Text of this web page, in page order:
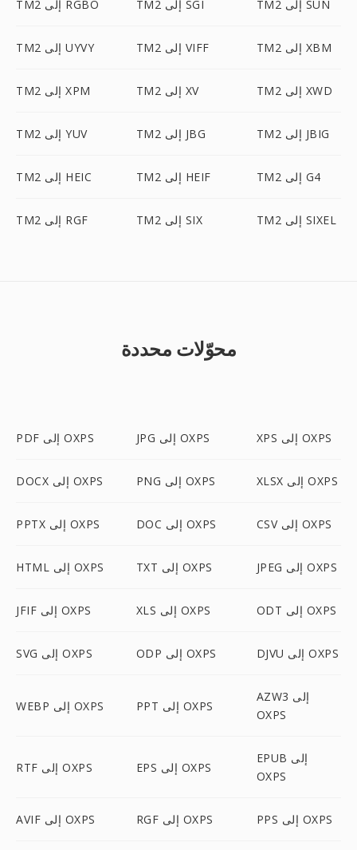
TM2 إلى RGBO TM2 إلى SGI TM2 إلى SUN
TM2 إلى UYVY TM2 إلى VIFF TM2 إلى XBM
TM2 إلى XPM TM2 إلى XV TM2 إلى XWD
TM2 إلى YUV TM2 إلى JBG TM2 إلى JBIG
TM2 إلى HEIC TM2 إلى HEIF TM2 إلى G4
TM2 إلى RGF TM2 إلى SIX TM2 إلى SIXEL
محوّلات محددة
PDF إلى OXPS JPG إلى OXPS XPS إلى OXPS
DOCX إلى OXPS PNG إلى OXPS XLSX إلى OXPS
PPTX إلى OXPS DOC إلى OXPS CSV إلى OXPS
HTML إلى OXPS TXT إلى OXPS JPEG إلى OXPS
JFIF إلى OXPS XLS إلى OXPS ODT إلى OXPS
SVG إلى OXPS ODP إلى OXPS DJVU إلى OXPS
WEBP إلى OXPS PPT إلى OXPS
AZW3 إلى
OXPS
RTF إلى OXPS EPS إلى OXPS
EPUB إلى
OXPS
AVIF إلى OXPS RGF إلى OXPS PPS إلى OXPS